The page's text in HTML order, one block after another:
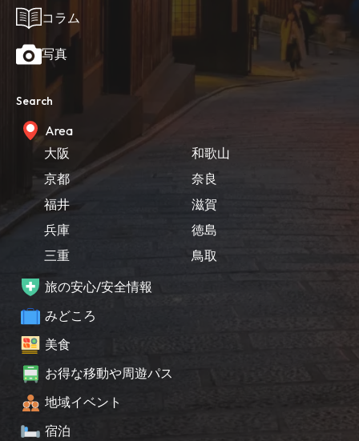
コラム
写真
Search
Area
大阪
京都
福井
兵庫
三重
和歌山
奈良
滋賀
徳島
鳥取
旅の安心/安全情報
みどころ
美食
お得な移動や周遊パス
地域イベント
宿泊